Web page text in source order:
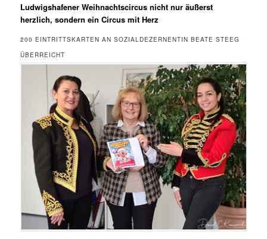
Ludwigshafener Weihnachtscircus nicht nur äußerst
herzlich, sondern ein Circus mit Herz
200 EINTRITTSKARTEN AN SOZIALDEZERNENTIN BEATE STEEG
ÜBERREICHT